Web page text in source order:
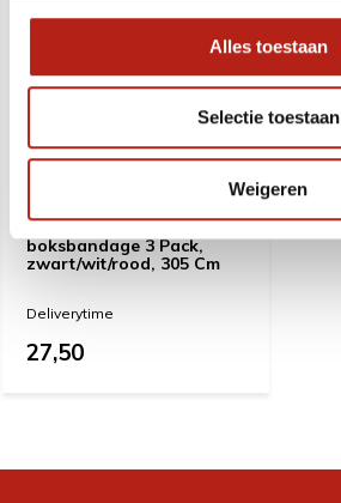
Alles toestaan
Selectie toestaan
Weigeren
Everlast Core
boksbandage 3 Pack,
zwart/wit/rood, 305 Cm
Deliverytime
27,50